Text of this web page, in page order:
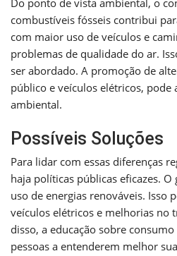
combustíveis fósseis contribui
com maior uso de veículos e
problemas de qualidade do ar.
ser abordado. A promoção de
público e veículos elétricos,
ambiental.
Possíveis Soluções
Para lidar com essas diferenças
haja políticas públicas eficazes.
uso de energias renováveis. Isso
veículos elétricos e melhorias no
disso, a educação sobre
pessoas a entenderem melhor